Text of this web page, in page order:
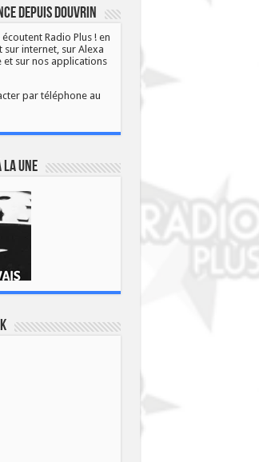
depuis Douvrin
écoutent Radio Plus ! en
sur internet, sur Alexa
sur nos applications
par téléphone au
la une